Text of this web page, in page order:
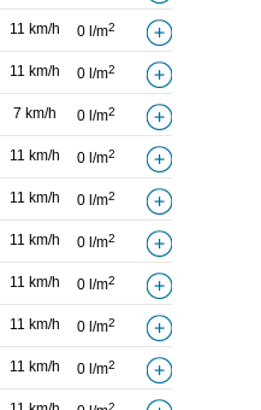
11 km/h 0 l/m2
11 km/h 0 l/m2
7 km/h 0 l/m2
11 km/h 0 l/m2
11 km/h 0 l/m2
11 km/h 0 l/m2
11 km/h 0 l/m2
11 km/h 0 l/m2
11 km/h 0 l/m2